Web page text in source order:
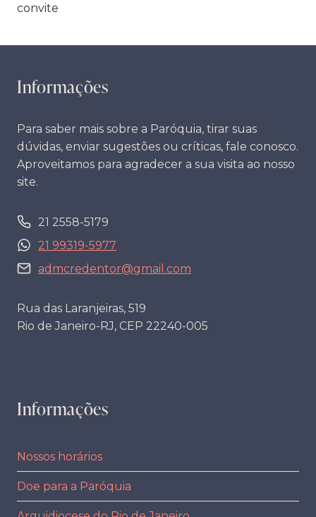
Post
convite
Informações
Para saber mais sobre a Paróquia, tirar suas
dúvidas, enviar sugestões ou críticas, fale conosco.
Aproveitamos para agradecer a sua visita ao nosso
site.
21 2558-5179
21 99319-5977
admcredentor@gmail.com
Rua das Laranjeiras, 519
Rio de Janeiro-RJ, CEP 22240-005
Informações
Nossos horários
Doe para a Paróquia